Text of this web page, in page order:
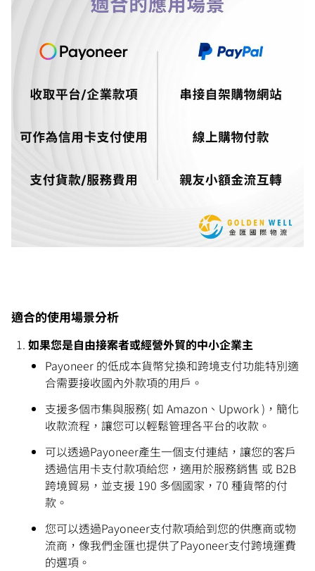
適合的使用場景分析
如果您是自由接案者或經營外貿的中小企業主
Payoneer 的低成本貨幣兌換和跨境支付功能特別適
合需要接收國內外款項的用戶。
支援多個市集與服務( 如 Amazon、Upwork )，簡化
收款流程，讓您可以輕鬆管理各平台的收款。
可以透過Payoneer產生一個支付連結，讓您的客戶
透過信用卡支付款項給您，適用於服務銷售 或 B2B
跨境貿易，並支援 190 多個國家，70 種貨幣的付
款。
您可以透過Payoneer支付款項給到您的供應商或物
流商，像我們金匯也提供了Payoneer支付跨境運費
的選項。